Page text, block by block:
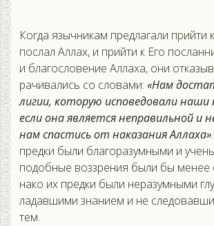
Ког­да языч­ни­кам пред­ла­гали прий­ти
послал Ал­лах, и прий­ти к Его
и бла­гос­ло­вение Ал­ла­ха, они
рачи­вались со сло­вами: «Нам
лигии, ко­торую ис­по­ведо­вали на­ши
ес­ли она яв­ля­ет­ся неп­ра­виль­ной и
нам спас­тись от на­каза­ния Ал­ла­ха»
пред­ки бы­ли бла­гора­зум­ны­ми и
по­доб­ные воз­зре­ния бы­ли бы
на­ко их пред­ки бы­ли не­разум­ны­ми
ла­дав­ши­ми зна­ни­ем и не
тем.